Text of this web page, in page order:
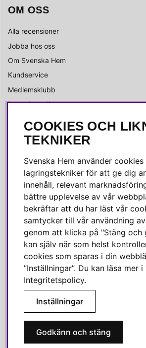
OM OSS
Alla recensioner
Jobba hos oss
Om Svenska Hem
Kundservice
Medlemsklubb
Press & media
SOCIALA MEDIER
Instagram
Linkedin
Pinterest
SVENSKA HEM
Varmt välkommen till Svenska Hem!
Vi värdesätter våra kunder högt och finns
om du har några frågor eller vill ha
010-35 00 610
Våra butiker
COOKIES OCH
TEKNIKER
Svenska Hem använder
lagringstekniker för att ge dig
innehåll, relevant
bättre upplevelse av vår
bekräftar att du har läst vår
samtycker till vår användning
genom att klicka på "Stäng och
kan själv när som helst
cookies som sparas i din
”Inställningar”. Du kan läsa mer i
Integritetspolicy.
Inställningar
Godkänn och stäng